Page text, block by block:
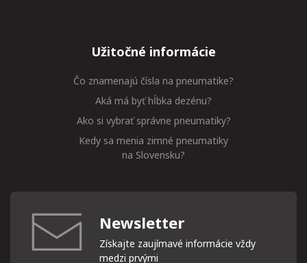
Užitočné informácie
Čo znamenajú čísla na pneumatike?
Aká má byť hĺbka dezénu?
Ako si vybrať správne pneumatiky?
Kedy sa menia zimné pneumatiky
na Slovensku?
Newsletter
Získajte zaujímavé informácie vždy
medzi prvými